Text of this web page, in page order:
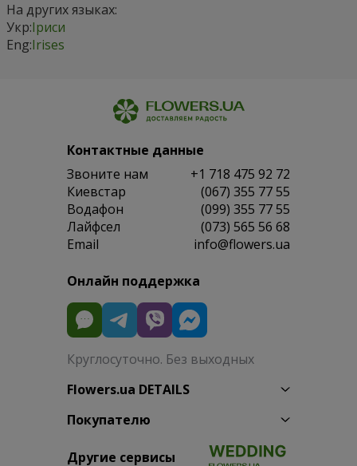
На других языках:
Укр:Іриси
Eng:Irises
Контактные данные
Звоните нам
+1 718 475 92 72
Киевстар
(067) 355 77 55
Водафон
(099) 355 77 55
Лайфсел
(073) 565 56 68
Email
info@flowers.ua
Онлайн поддержка
Круглосуточно. Без выходных
Flowers.ua DETAILS
Покупателю
Другие сервисы